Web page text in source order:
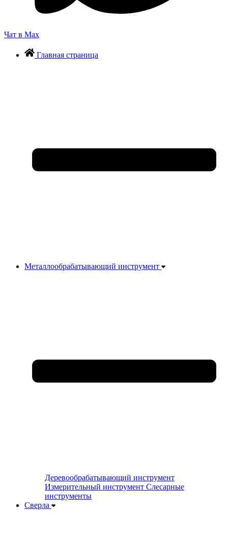
Чат в Max
Главная страница
Металлообрабатывающий инструмент
Деревообрабатывающий инструмент
Измерительный инструмент Слесарные
инструменты
Сверла